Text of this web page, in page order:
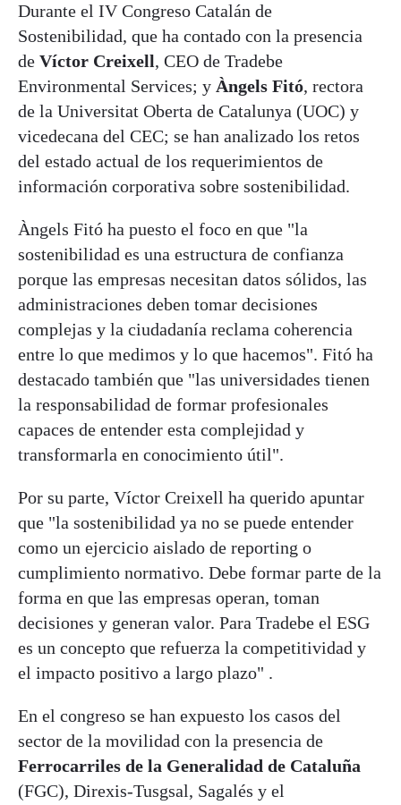
Durante el IV Congreso Catalán de
Sostenibilidad, que ha contado con la presencia
de Víctor Creixell, CEO de Tradebe
Environmental Services; y Àngels Fitó, rectora
de la Universitat Oberta de Catalunya (UOC) y
vicedecana del CEC; se han analizado los retos
del estado actual de los requerimientos de
información corporativa sobre sostenibilidad.
Àngels Fitó ha puesto el foco en que "la
sostenibilidad es una estructura de confianza
porque las empresas necesitan datos sólidos, las
administraciones deben tomar decisiones
complejas y la ciudadanía reclama coherencia
entre lo que medimos y lo que hacemos". Fitó ha
destacado también que "las universidades tienen
la responsabilidad de formar profesionales
capaces de entender esta complejidad y
transformarla en conocimiento útil".
Por su parte, Víctor Creixell ha querido apuntar
que "la sostenibilidad ya no se puede entender
como un ejercicio aislado de reporting o
cumplimiento normativo. Debe formar parte de la
forma en que las empresas operan, toman
decisiones y generan valor. Para Tradebe el ESG
es un concepto que refuerza la competitividad y
el impacto positivo a largo plazo" .
En el congreso se han expuesto los casos del
sector de la movilidad con la presencia de
Ferrocarriles de la Generalidad de Cataluña
(FGC), Direxis-Tusgsal, Sagalés y el